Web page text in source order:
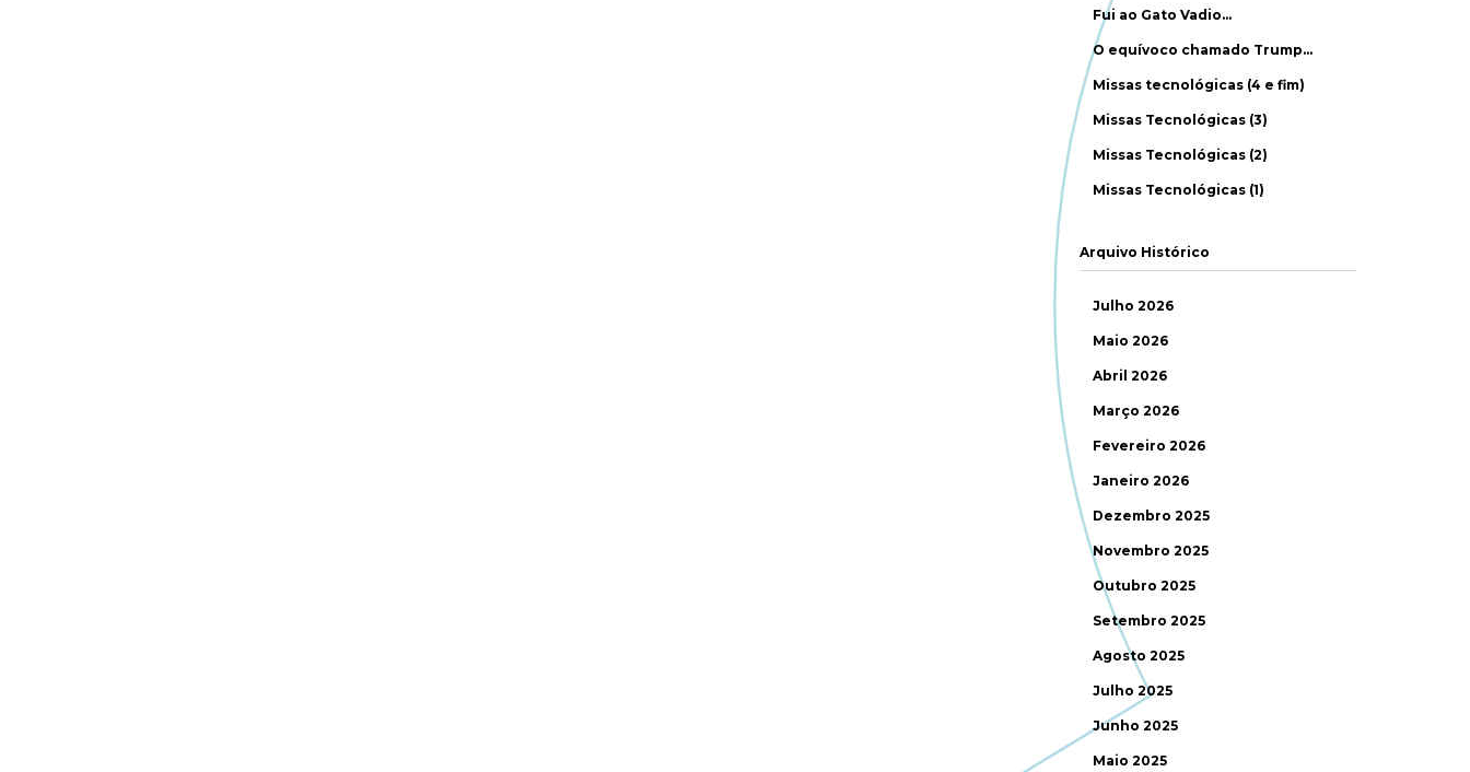
Fui ao Gato Vadio…
O equívoco chamado Trump…
Missas tecnológicas (4 e fim)
Missas Tecnológicas (3)
Missas Tecnológicas (2)
Missas Tecnológicas (1)
Arquivo Histórico
Julho 2026
Maio 2026
Abril 2026
Março 2026
Fevereiro 2026
Janeiro 2026
Dezembro 2025
Novembro 2025
Outubro 2025
Setembro 2025
Agosto 2025
Julho 2025
Junho 2025
Maio 2025